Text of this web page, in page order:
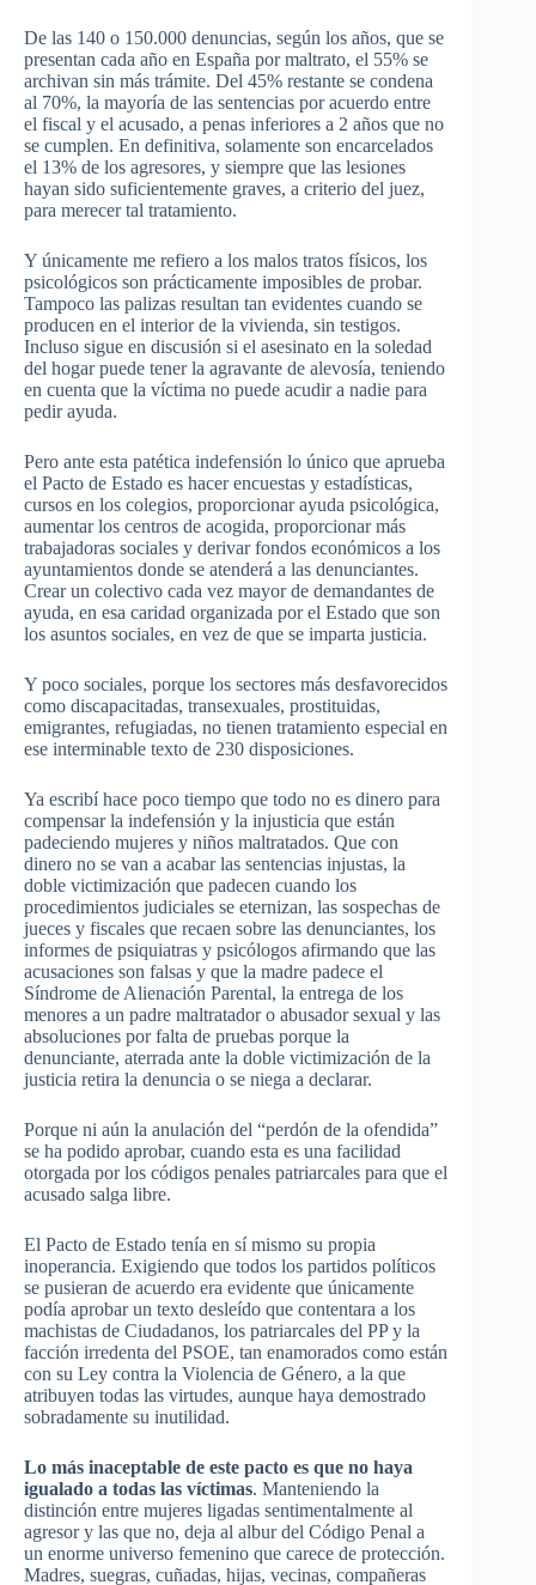
De las 140 o 150.000 denuncias, según los años, que se
presentan cada año en España por maltrato, el 55% se
archivan sin más trámite. Del 45% restante se condena
al 70%, la mayoría de las sentencias por acuerdo entre
el fiscal y el acusado, a penas inferiores a 2 años que no
se cumplen. En definitiva, solamente son encarcelados
el 13% de los agresores, y siempre que las lesiones
hayan sido suficientemente graves, a criterio del juez,
para merecer tal tratamiento.
Y únicamente me refiero a los malos tratos físicos, los
psicológicos son prácticamente imposibles de probar.
Tampoco las palizas resultan tan evidentes cuando se
producen en el interior de la vivienda, sin testigos.
Incluso sigue en discusión si el asesinato en la soledad
del hogar puede tener la agravante de alevosía, teniendo
en cuenta que la víctima no puede acudir a nadie para
pedir ayuda.
Pero ante esta patética indefensión lo único que aprueba
el Pacto de Estado es hacer encuestas y estadísticas,
cursos en los colegios, proporcionar ayuda psicológica,
aumentar los centros de acogida, proporcionar más
trabajadoras sociales y derivar fondos económicos a los
ayuntamientos donde se atenderá a las denunciantes.
Crear un colectivo cada vez mayor de demandantes de
ayuda, en esa caridad organizada por el Estado que son
los asuntos sociales, en vez de que se imparta justicia.
Y poco sociales, porque los sectores más desfavorecidos
como discapacitadas, transexuales, prostituidas,
emigrantes, refugiadas, no tienen tratamiento especial en
ese interminable texto de 230 disposiciones.
Ya escribí hace poco tiempo que todo no es dinero para
compensar la indefensión y la injusticia que están
padeciendo mujeres y niños maltratados. Que con
dinero no se van a acabar las sentencias injustas, la
doble victimización que padecen cuando los
procedimientos judiciales se eternizan, las sospechas de
jueces y fiscales que recaen sobre las denunciantes, los
informes de psiquiatras y psicólogos afirmando que las
acusaciones son falsas y que la madre padece el
Síndrome de Alienación Parental, la entrega de los
menores a un padre maltratador o abusador sexual y las
absoluciones por falta de pruebas porque la
denunciante, aterrada ante la doble victimización de la
justicia retira la denuncia o se niega a declarar.
Porque ni aún la anulación del “perdón de la ofendida”
se ha podido aprobar, cuando esta es una facilidad
otorgada por los códigos penales patriarcales para que el
acusado salga libre.
El Pacto de Estado tenía en sí mismo su propia
inoperancia. Exigiendo que todos los partidos políticos
se pusieran de acuerdo era evidente que únicamente
podía aprobar un texto desleído que contentara a los
machistas de Ciudadanos, los patriarcales del PP y la
facción irredenta del PSOE, tan enamorados como están
con su Ley contra la Violencia de Género, a la que
atribuyen todas las virtudes, aunque haya demostrado
sobradamente su inutilidad.
Lo más inaceptable de este pacto es que no haya
igualado a todas las víctimas. Manteniendo la
distinción entre mujeres ligadas sentimentalmente al
agresor y las que no, deja al albur del Código Penal a
un enorme universo femenino que carece de protección.
Madres, suegras, cuñadas, hijas, vecinas, compañeras